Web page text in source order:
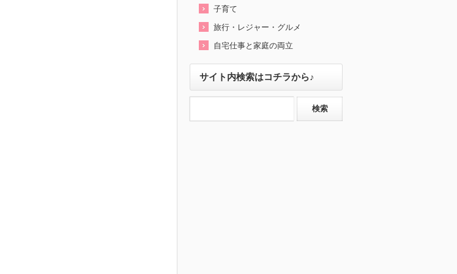
子育て
旅行・レジャー・グルメ
自宅仕事と家庭の両立
サイト内検索はコチラから♪